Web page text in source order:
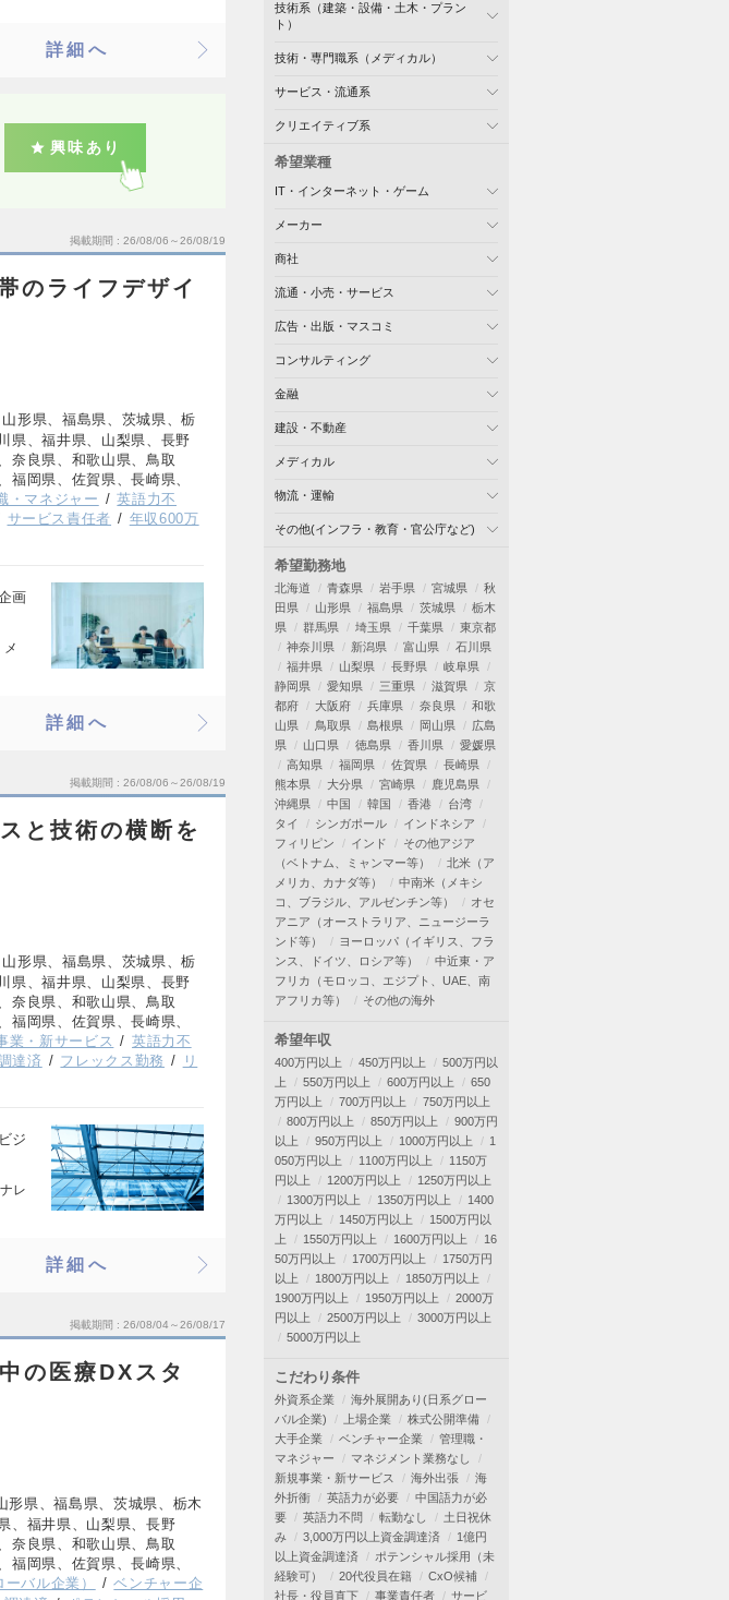
詳細へ
興味あり
掲載期間 26/08/06～26/08/19
のライフデザイ
形県、福島県、茨城県、栃
県、福井県、山梨県、長野
奈良県、和歌山県、鳥取
岡県、佐賀県、長崎県、
・マネジャー
英語力不
サービス責任者
年収600万
画
詳細へ
掲載期間 26/08/06～26/08/19
と技術の横断を
形県、福島県、茨城県、栃
県、福井県、山梨県、長野
奈良県、和歌山県、鳥取
岡県、佐賀県、長崎県、
業・新サービス
英語力不
達済 フレックス勤務
リ
ジ
レ
詳細へ
掲載期間 26/08/04～26/08/17
の医療DXスタ
形県、福島県、茨城県、栃木
、福井県、山梨県、長野
奈良県、和歌山県、鳥取
岡県、佐賀県、長崎県、
バル企業）
ベンチャー企
技術系（建築・設備・土木・プラン
ト）
技術・専門職系（メディカル）
サービス・流通系
クリエイティブ系
希望業種
IT・インターネット・ゲーム
メーカー
商社
流通・小売・サービス
広告・出版・マスコミ
コンサルティング
金融
建設・不動産
メディカル
物流・運輸
その他(インフラ・教育・官公庁など)
希望勤務地
北海道 青森県 岩手県 宮城県
秋
田県
山形県 福島県 茨城県
栃木
県
群馬県 埼玉県 千葉県
東京都
神奈川県
新潟県 富山県
石川県
福井県
山梨県 長野県
岐阜県
静岡県
愛知県 三重県 滋賀県
京
都府
大阪府 兵庫県 奈良県
和歌
山県
鳥取県 島根県 岡山県
広島
県
山口県 徳島県 香川県
愛媛県
高知県
福岡県 佐賀県
長崎県
熊本県
大分県 宮崎県
鹿児島県
沖縄県
中国 韓国 香港
台湾
タイ
シンガポール
インドネシア
フィリピン
インド
その他アジア
（ベトナム、ミャンマー等）
北米（ア
メリカ、カナダ等）
中南米（メキシ
コ、ブラジル、アルゼンチン等）
オセ
アニア（オーストラリア、ニュージーラ
ンド等）
ヨーロッパ（イギリス、フラ
ンス、ドイツ、ロシア等）
中近東・ア
フリカ（モロッコ、エジプト、UAE、南
アフリカ等）
その他の海外
希望年収
400万円以上 450万円以上
500万円以
上
550万円以上 600万円以上
650
万円以上
700万円以上
750万円以上
800万円以上
850万円以上
900万円
以上
950万円以上 1000万円以上
1
050万円以上
1100万円以上
1150万
円以上
1200万円以上
1250万円以上
1300万円以上
1350万円以上
1400
万円以上
1450万円以上
1500万円以
上
1550万円以上 1600万円以上
16
50万円以上
1700万円以上
1750万円
以上
1800万円以上
1850万円以上
1900万円以上
1950万円以上
2000万
円以上
2500万円以上
3000万円以上
5000万円以上
こだわり条件
外資系企業
海外展開あり(日系グロー
バル企業)
上場企業
株式公開準備
大手企業
ベンチャー企業
管理職・
マネジャー
マネジメント業務なし
新規事業・新サービス
海外出張
海
外折衝
英語力が必要
中国語力が必
要
英語力不問 転勤なし
土日祝休
み
3,000万円以上資金調達済
1億円
以上資金調達済
ポテンシャル採用（未
経験可）
20代役員在籍
CxO候補
社長・役員直下
事業責任者
サービ